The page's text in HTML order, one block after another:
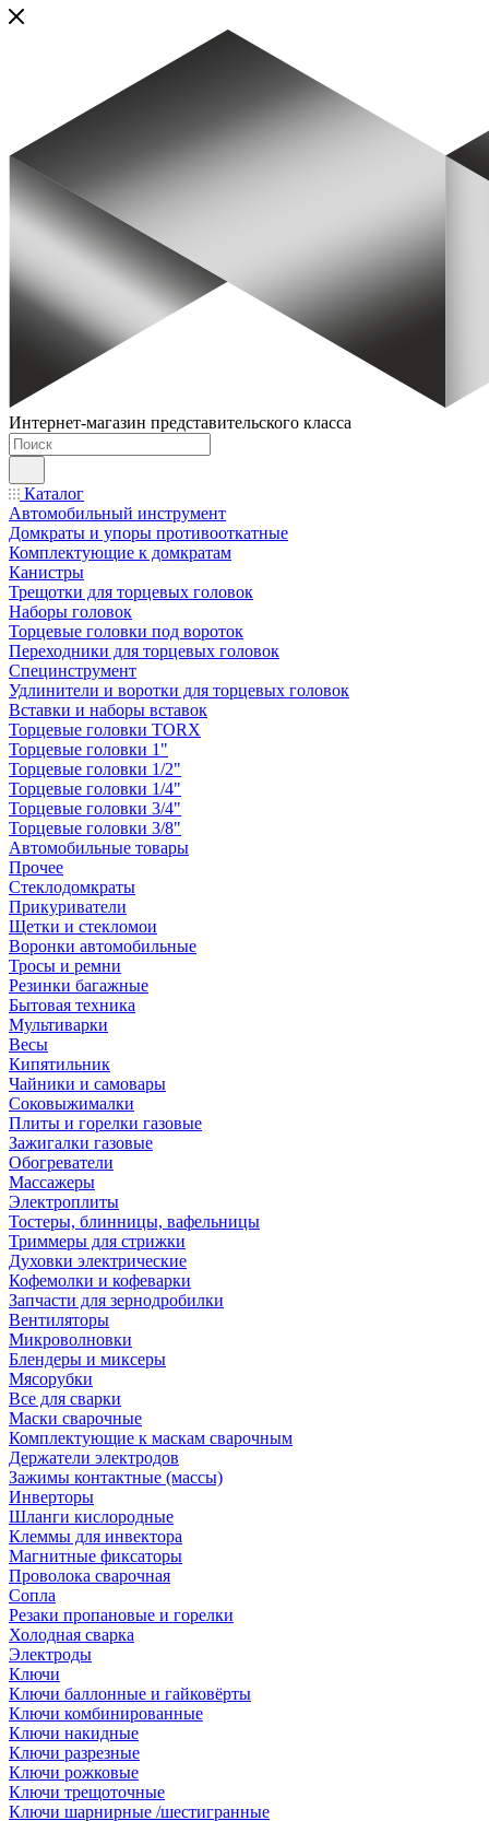
Интернет-магазин представительского класса
Каталог
Автомобильный инструмент
Домкраты и упоры противооткатные
Комплектующие к домкратам
Канистры
Трещотки для торцевых головок
Наборы головок
Торцевые головки под вороток
Переходники для торцевых головок
Специнструмент
Удлинители и воротки для торцевых головок
Вставки и наборы вставок
Торцевые головки TORX
Торцевые головки 1"
Торцевые головки 1/2"
Торцевые головки 1/4"
Торцевые головки 3/4"
Торцевые головки 3/8"
Автомобильные товары
Прочее
Стеклодомкраты
Прикуриватели
Щетки и стекломои
Воронки автомобильные
Тросы и ремни
Резинки багажные
Бытовая техника
Мультиварки
Весы
Кипятильник
Чайники и самовары
Соковыжималки
Плиты и горелки газовые
Зажигалки газовые
Обогреватели
Массажеры
Электроплиты
Тостеры, блинницы, вафельницы
Триммеры для стрижки
Духовки электрические
Кофемолки и кофеварки
Запчасти для зернодробилки
Вентиляторы
Микроволновки
Блендеры и миксеры
Мясорубки
Все для сварки
Маски сварочные
Комплектующие к маскам сварочным
Держатели электродов
Зажимы контактные (массы)
Инверторы
Шланги кислородные
Клеммы для инвектора
Магнитные фиксаторы
Проволока сварочная
Сопла
Резаки пропановые и горелки
Холодная сварка
Электроды
Ключи
Ключи баллонные и гайковёрты
Ключи комбинированные
Ключи накидные
Ключи разрезные
Ключи рожковые
Ключи трещоточные
Ключи шарнирные /шестигранные